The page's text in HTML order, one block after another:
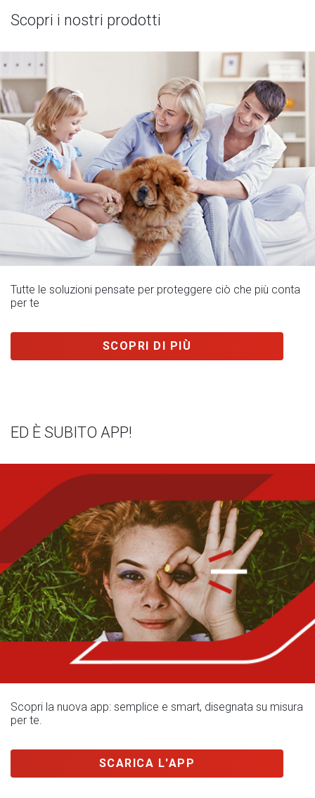
Scopri i nostri prodotti
Tutte le soluzioni pensate per proteggere ciò che più conta
per te
SCOPRI DI PIÙ
ED È SUBITO APP!
Scopri la nuova app: semplice e smart, disegnata su misura
per te.
SCARICA L'APP